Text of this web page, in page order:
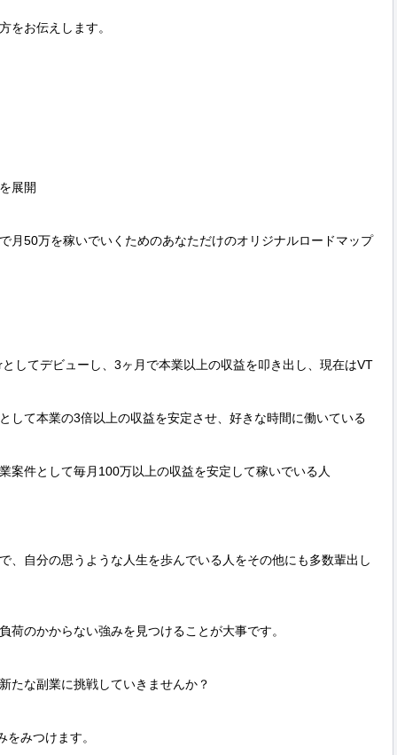
をお伝えします。
展開
月50万を稼いでいくためのあなただけのオリジナルロードマップ
してデビューし、3ヶ月で本業以上の収益を叩き出し、現在はVT
して本業の3倍以上の収益を安定させ、好きな時間に働いている
案件として毎月100万以上の収益を安定して稼いでいる人
、自分の思うような人生を歩んでいる人をその他にも多数輩出し
荷のかからない強みを見つけることが大事です。
たな副業に挑戦していきませんか？
をみつけます。